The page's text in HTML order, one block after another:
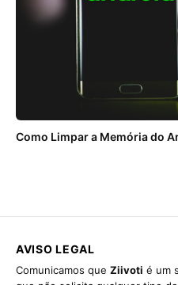
Como Limpar a Memória do
AVISO LEGAL
Comunicamos que Ziivoti é um